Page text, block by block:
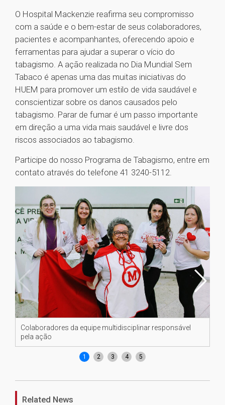
O Hospital Mackenzie reafirma seu compromisso
com a saúde e o bem-estar de seus colaboradores,
pacientes e acompanhantes, oferecendo apoio e
ferramentas para ajudar a superar o vício do
tabagismo. A ação realizada no Dia Mundial Sem
Tabaco é apenas uma das muitas iniciativas do
HUEM para promover um estilo de vida saudável e
conscientizar sobre os danos causados pelo
tabagismo. Parar de fumar é um passo importante
em direção a uma vida mais saudável e livre dos
riscos associados ao tabagismo.
Participe do nosso Programa de Tabagismo, entre em
contato através do telefone 41 3240-5112.
Colaboradores da equipe multidisciplinar responsável
pela ação
1 2 3 4 5
Related News